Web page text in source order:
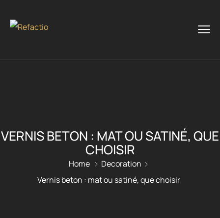
VERNIS BETON : MAT OU SATINÉ, QUE
CHOISIR
Home
Decoration
Vernis beton : mat ou satiné, que choisir